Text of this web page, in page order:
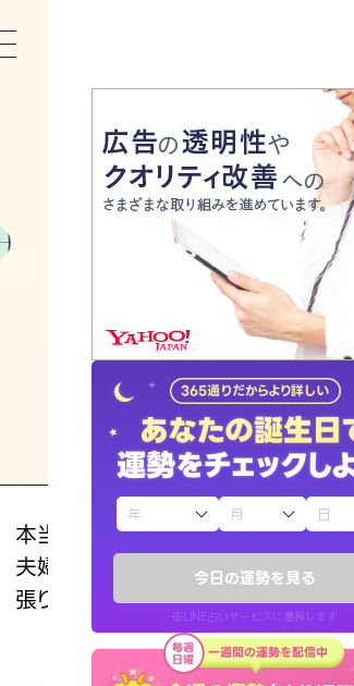
今日の運勢を見る
※LINE占いサービスに遷移します
トップ
ユーザーの声
占いの流れ
おすすめの占い師
よくある質問
えもじの子（占）12星座占い
お知らせ
本当に相談してよかったです。今は
夫婦で乗り越える時期ですね。頑
張ります！
30代 女性